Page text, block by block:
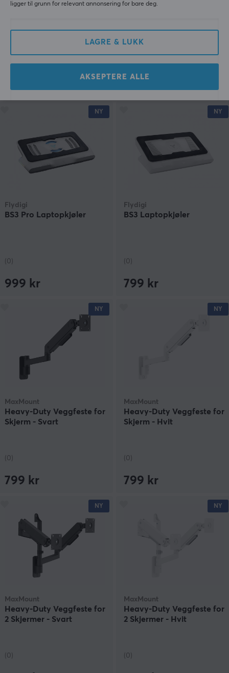
Baseus
(0)
799 kr
1337GEAR
(0)
NY
Flydigi
BS3 Pro Laptopkjøler
(0)
999 kr
NY
Flydigi
BS3 Laptopkjøler
(0)
799 kr
NY
MaxMount
Heavy-Duty Veggfeste for
Skjerm - Svart
(0)
799 kr
NY
MaxMount
Heavy-Duty Veggfeste for
Skjerm - Hvit
(0)
799 kr
NY
MaxMount
Heavy-Duty Veggfeste for
2 Skjermer - Svart
(0)
NY
MaxMount
Heavy-Duty Veggfeste for
2 Skjermer - Hvit
(0)
ligger til grunn for relevant annonsering for bare deg.
LAGRE & LUKK
AKSEPTERE ALLE